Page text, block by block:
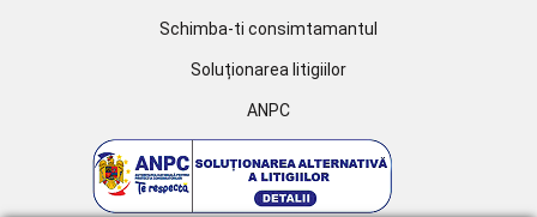
Schimba-ti consimtamantul
Soluționarea litigiilor
ANPC